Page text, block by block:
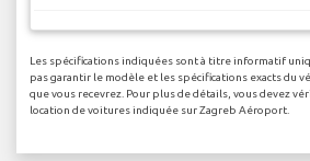
Les spécifications indiquées sont à titre informatif
pas garantir le modèle et les spécifications exacts du
que vous recevrez. Pour plus de détails, vous devez
location de voitures indiquée sur Zagreb Aéroport.